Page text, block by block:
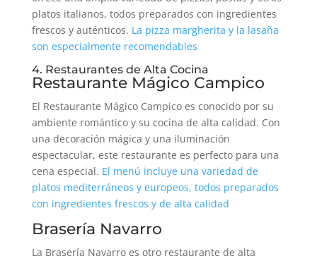
platos italianos, todos preparados con ingredientes
frescos y auténticos. La pizza margherita y la lasaña
son especialmente recomendables
4. Restaurantes de Alta Cocina
Restaurante Mágico Campico
El Restaurante Mágico Campico es conocido por su
ambiente romántico y su cocina de alta calidad. Con
una decoración mágica y una iluminación
espectacular, este restaurante es perfecto para una
cena especial. El menú incluye una variedad de
platos mediterráneos y europeos, todos preparados
con ingredientes frescos y de alta calidad
Brasería Navarro
La Brasería Navarro es otro restaurante de alta